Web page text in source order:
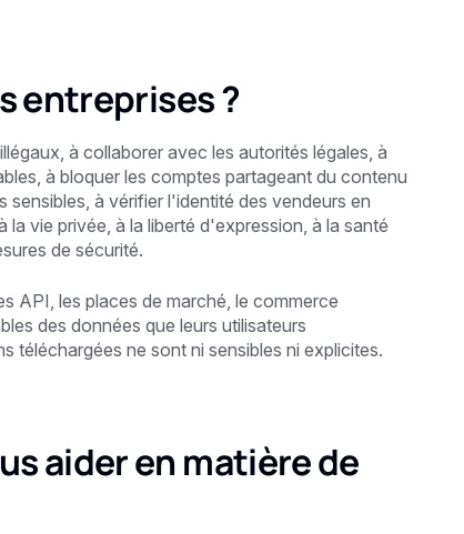
entreprises ?
à collaborer avec les autorités légales, à
à bloquer les comptes partageant du contenu
sensibles, à vérifier l'identité des vendeurs en
la vie privée, à la liberté d'expression, à la santé
de sécurité.
API, les places de marché, le commerce
des données que leurs utilisateurs
téléchargées ne sont ni sensibles ni explicites.
aider en matière de